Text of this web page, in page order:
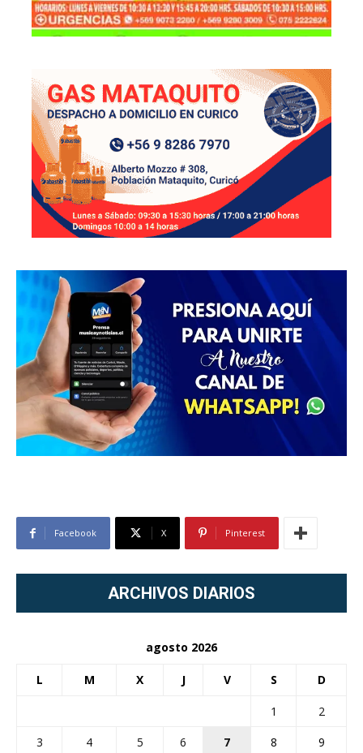
Facebook X Pinterest
ARCHIVOS DIARIOS
agosto 2026
L M X J V S D
1
2
3
4 5 6 7 8
9